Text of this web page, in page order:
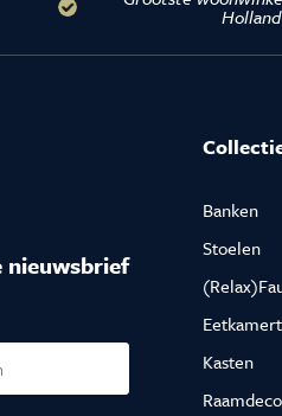
Holland
nieuwsbrief
Banken
Stoelen
Kasten